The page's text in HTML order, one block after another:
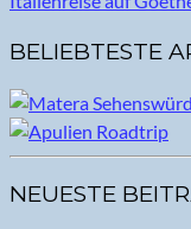
BELIEBTESTE
NEUESTE